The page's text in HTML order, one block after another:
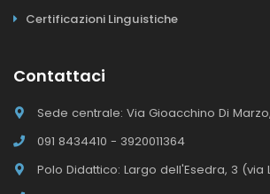
Certificazioni Linguistiche
Contattaci
Sede centrale: Via Gioacchino Di
091 8434410 - 3920011364
Polo Didattico: Largo dell'Esedra, 3 (via